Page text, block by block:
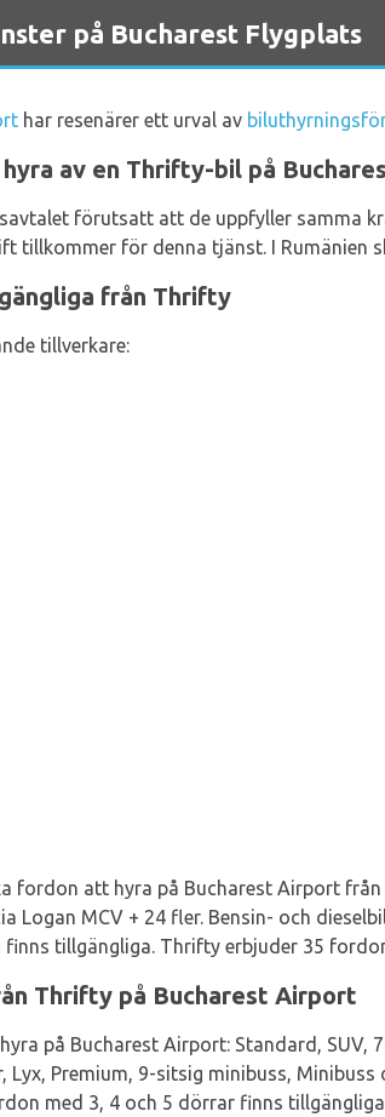
på Bucharest Flygplats
har resenärer ett urval av
av en Thrifty-bil på
förutsatt att de uppfyller samma
tillkommer för denna tjänst. I Rumänien
från Thrifty
tillverkare:
fordon att hyra på Bucharest Airport från
Logan MCV + 24 fler. Bensin- och
finns tillgängliga. Thrifty erbjuder 35
Thrifty på Bucharest Airport
på Bucharest Airport: Standard, SUV,
Lyx, Premium, 9-sitsig minibuss,
med 3, 4 och 5 dörrar finns